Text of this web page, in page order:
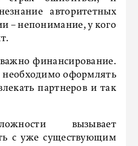
авторитетных
– непонимание, у кого
финансирование.
необходимо оформлять
партнеров и так
вызывает
с уже существующим